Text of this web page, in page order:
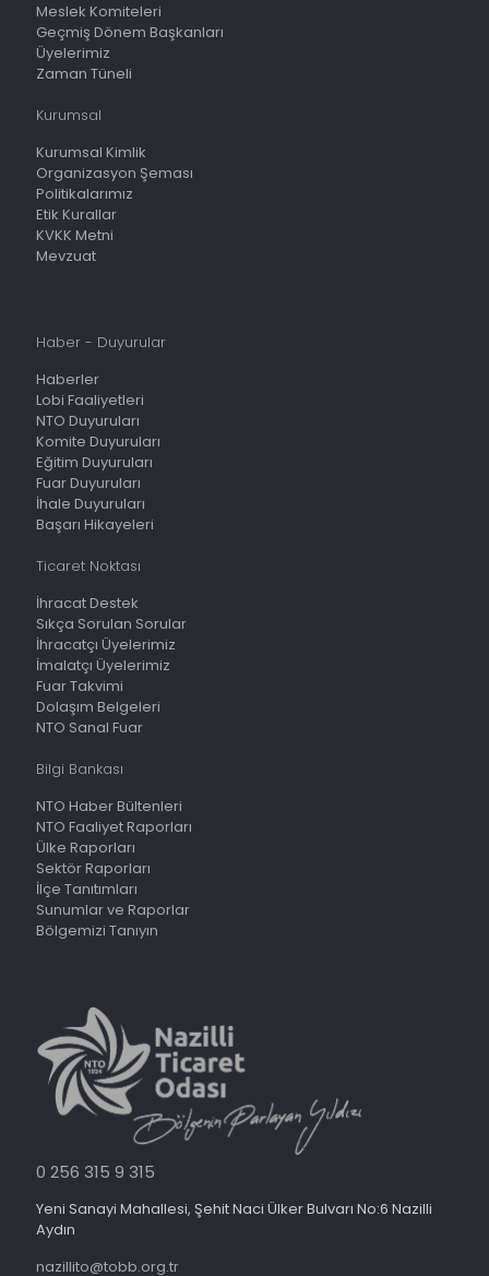
Meslek Komiteleri
Geçmiş Dönem Başkanları
Üyelerimiz
Zaman Tüneli
Kurumsal
Kurumsal Kimlik
Organizasyon Şeması
Politikalarımız
Etik Kurallar
KVKK Metni
Mevzuat
Haber - Duyurular
Haberler
Lobi Faaliyetleri
NTO Duyuruları
Komite Duyuruları
Eğitim Duyuruları
Fuar Duyuruları
İhale Duyuruları
Başarı Hikayeleri
Ticaret Noktası
İhracat Destek
Sıkça Sorulan Sorular
İhracatçı Üyelerimiz
İmalatçı Üyelerimiz
Fuar Takvimi
Dolaşım Belgeleri
NTO Sanal Fuar
Bilgi Bankası
NTO Haber Bültenleri
NTO Faaliyet Raporları
Ülke Raporları
Sektör Raporları
İlçe Tanıtımları
Sunumlar ve Raporlar
Bölgemizi Tanıyın
0 256 315 9 315
Yeni Sanayi Mahallesi, Şehit Naci Ülker Bulvarı No:6 Nazilli
Aydın
nazillito@tobb.org.tr